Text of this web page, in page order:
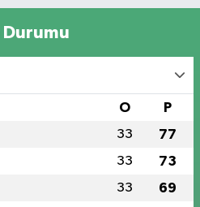
Durumu
O P
33 77
33 73
33 69